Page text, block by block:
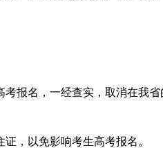
报名，一经查实，取消在我省
，以免影响考生高考报名。